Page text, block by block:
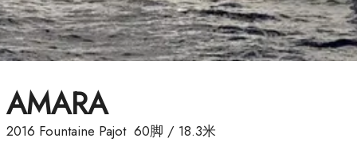
AMARA
2016 Fountaine Pajot 60脚 / 18.3米